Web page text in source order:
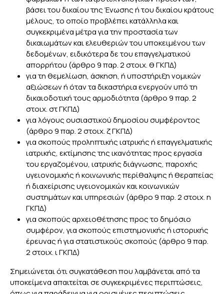
βάσει του δικαίου της Ένωσης ή του δικαίου κράτους
μέλους, το οποίο προβλέπει κατάλληλα και
συγκεκριμένα μέτρα για την προστασία των
δικαιωμάτων και ελευθεριών του υποκειμένου των
δεδομένων, ειδικότερα δε του επαγγελματικού
απορρήτου (άρθρο 9 παρ. 2 στοιχ. θ ΓΚΠΔ)
για τη θεμελίωση, άσκηση, ή υποστήριξη νομικών
αξιώσεων ή όταν τα δικαστήρια ενεργούν υπό τη
δικαιοδοτική τους αρμοδιότητα (άρθρο 9 παρ. 2
στοιχ. στ ΓΚΠΔ)
για λόγους ουσιαστικού δημοσίου συμφέροντος
(άρθρο 9 παρ. 2 στοιχ. ζ ΓΚΠΔ)
για σκοπούς προληπτικής ιατρικής ή επαγγελματικής
ιατρικής, εκτίμησης της ικανότητας προς εργασία
του εργαζομένου, ιατρικής διάγνωσης, παροχής
υγειονομικής ή κοινωνικής περίθαλψης ή θεραπείας
ή διαχείρισης υγειονομικών και κοινωνικών
συστημάτων και υπηρεσιών (άρθρο 9 παρ. 2 στοιχ. η
ΓΚΠΔ)
για σκοπούς αρχειοθέτησης προς το δημόσιο
συμφέρον, για σκοπούς επιστημονικής ή ιστορικής
έρευνας ή για στατιστικούς σκοπούς (άρθρο 9 παρ.
2 στοιχ. ι ΓΚΠΔ)
Σημειώνεται ότι συγκατάθεση που λαμβάνεται από τα
υποκείμενα απαιτείται σε συγκεκριμένες περιπτώσεις,